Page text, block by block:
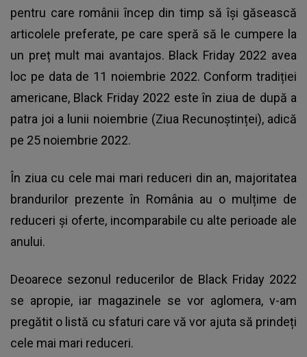
pentru care românii încep din timp să își găsească
articolele preferate, pe care speră să le cumpere la
un preț mult mai avantajos. Black Friday 2022 avea
loc pe data de 11 noiembrie 2022. Conform tradiției
americane, Black Friday 2022 este în ziua de după a
patra joi a lunii noiembrie (Ziua Recunoștinței), adică
pe 25 noiembrie 2022.
În ziua cu cele mai mari reduceri din an, majoritatea
brandurilor prezente în România au o mulțime de
reduceri și oferte, incomparabile cu alte perioade ale
anului.
Deoarece sezonul reducerilor de Black Friday 2022
se apropie, iar magazinele se vor aglomera, v-am
pregătit o listă cu sfaturi care vă vor ajuta să prindeți
cele mai mari reduceri.